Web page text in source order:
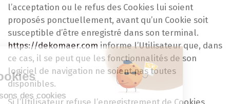
l’acceptation ou le refus des Cookies lui soient
proposés ponctuellement, avant qu’un Cookie soit
susceptible d’être enregistré dans son terminal.
https://dekomaer.com informe l’Utilisateur que, dans
ce cas, il se peut que les fonctionnalités de son
logiciel de navigation ne soient pas toutes
disponibles.
Si l’Utilisateur refuse l’enregistrement de Cookies
Gestion
des Cookies
Nous utilisons des cookies